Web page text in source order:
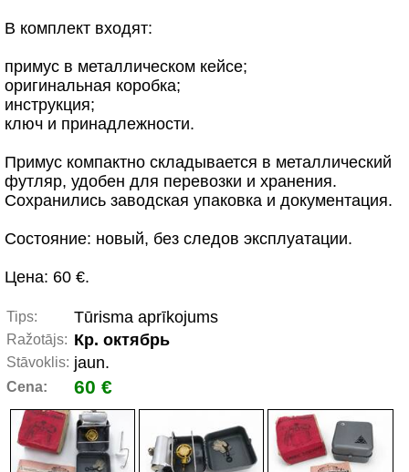
В комплект входят:
примус в металлическом кейсе;
оригинальная коробка;
инструкция;
ключ и принадлежности.
Примус компактно складывается в металлический
футляр, удобен для перевозки и хранения.
Сохранились заводская упаковка и документация.
Состояние: новый, без следов эксплуатации.
Цена: 60 €.
Tips: Tūrisma aprīkojums
Ražotājs: Кр. октябрь
Stāvoklis: jaun.
Cena: 60 €